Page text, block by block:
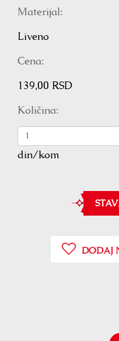
Materijal:
Liveno
Cena:
139,00 RSD
Količina:
din/kom
DODAJ